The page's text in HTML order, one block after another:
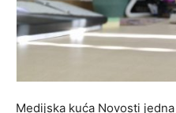
Medijska kuća Novosti